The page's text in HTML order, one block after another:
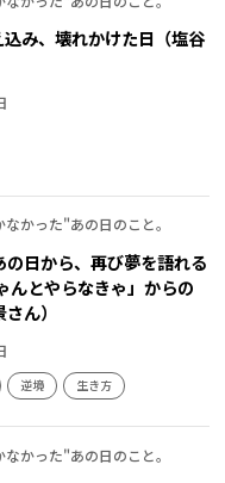
込み、壊れかけた日（塩谷
かった"あの日のこと。
の日から、再び夢を語れる
んとやらなきゃ」からの
ん）
逆境 生き方
かった"あの日のこと。